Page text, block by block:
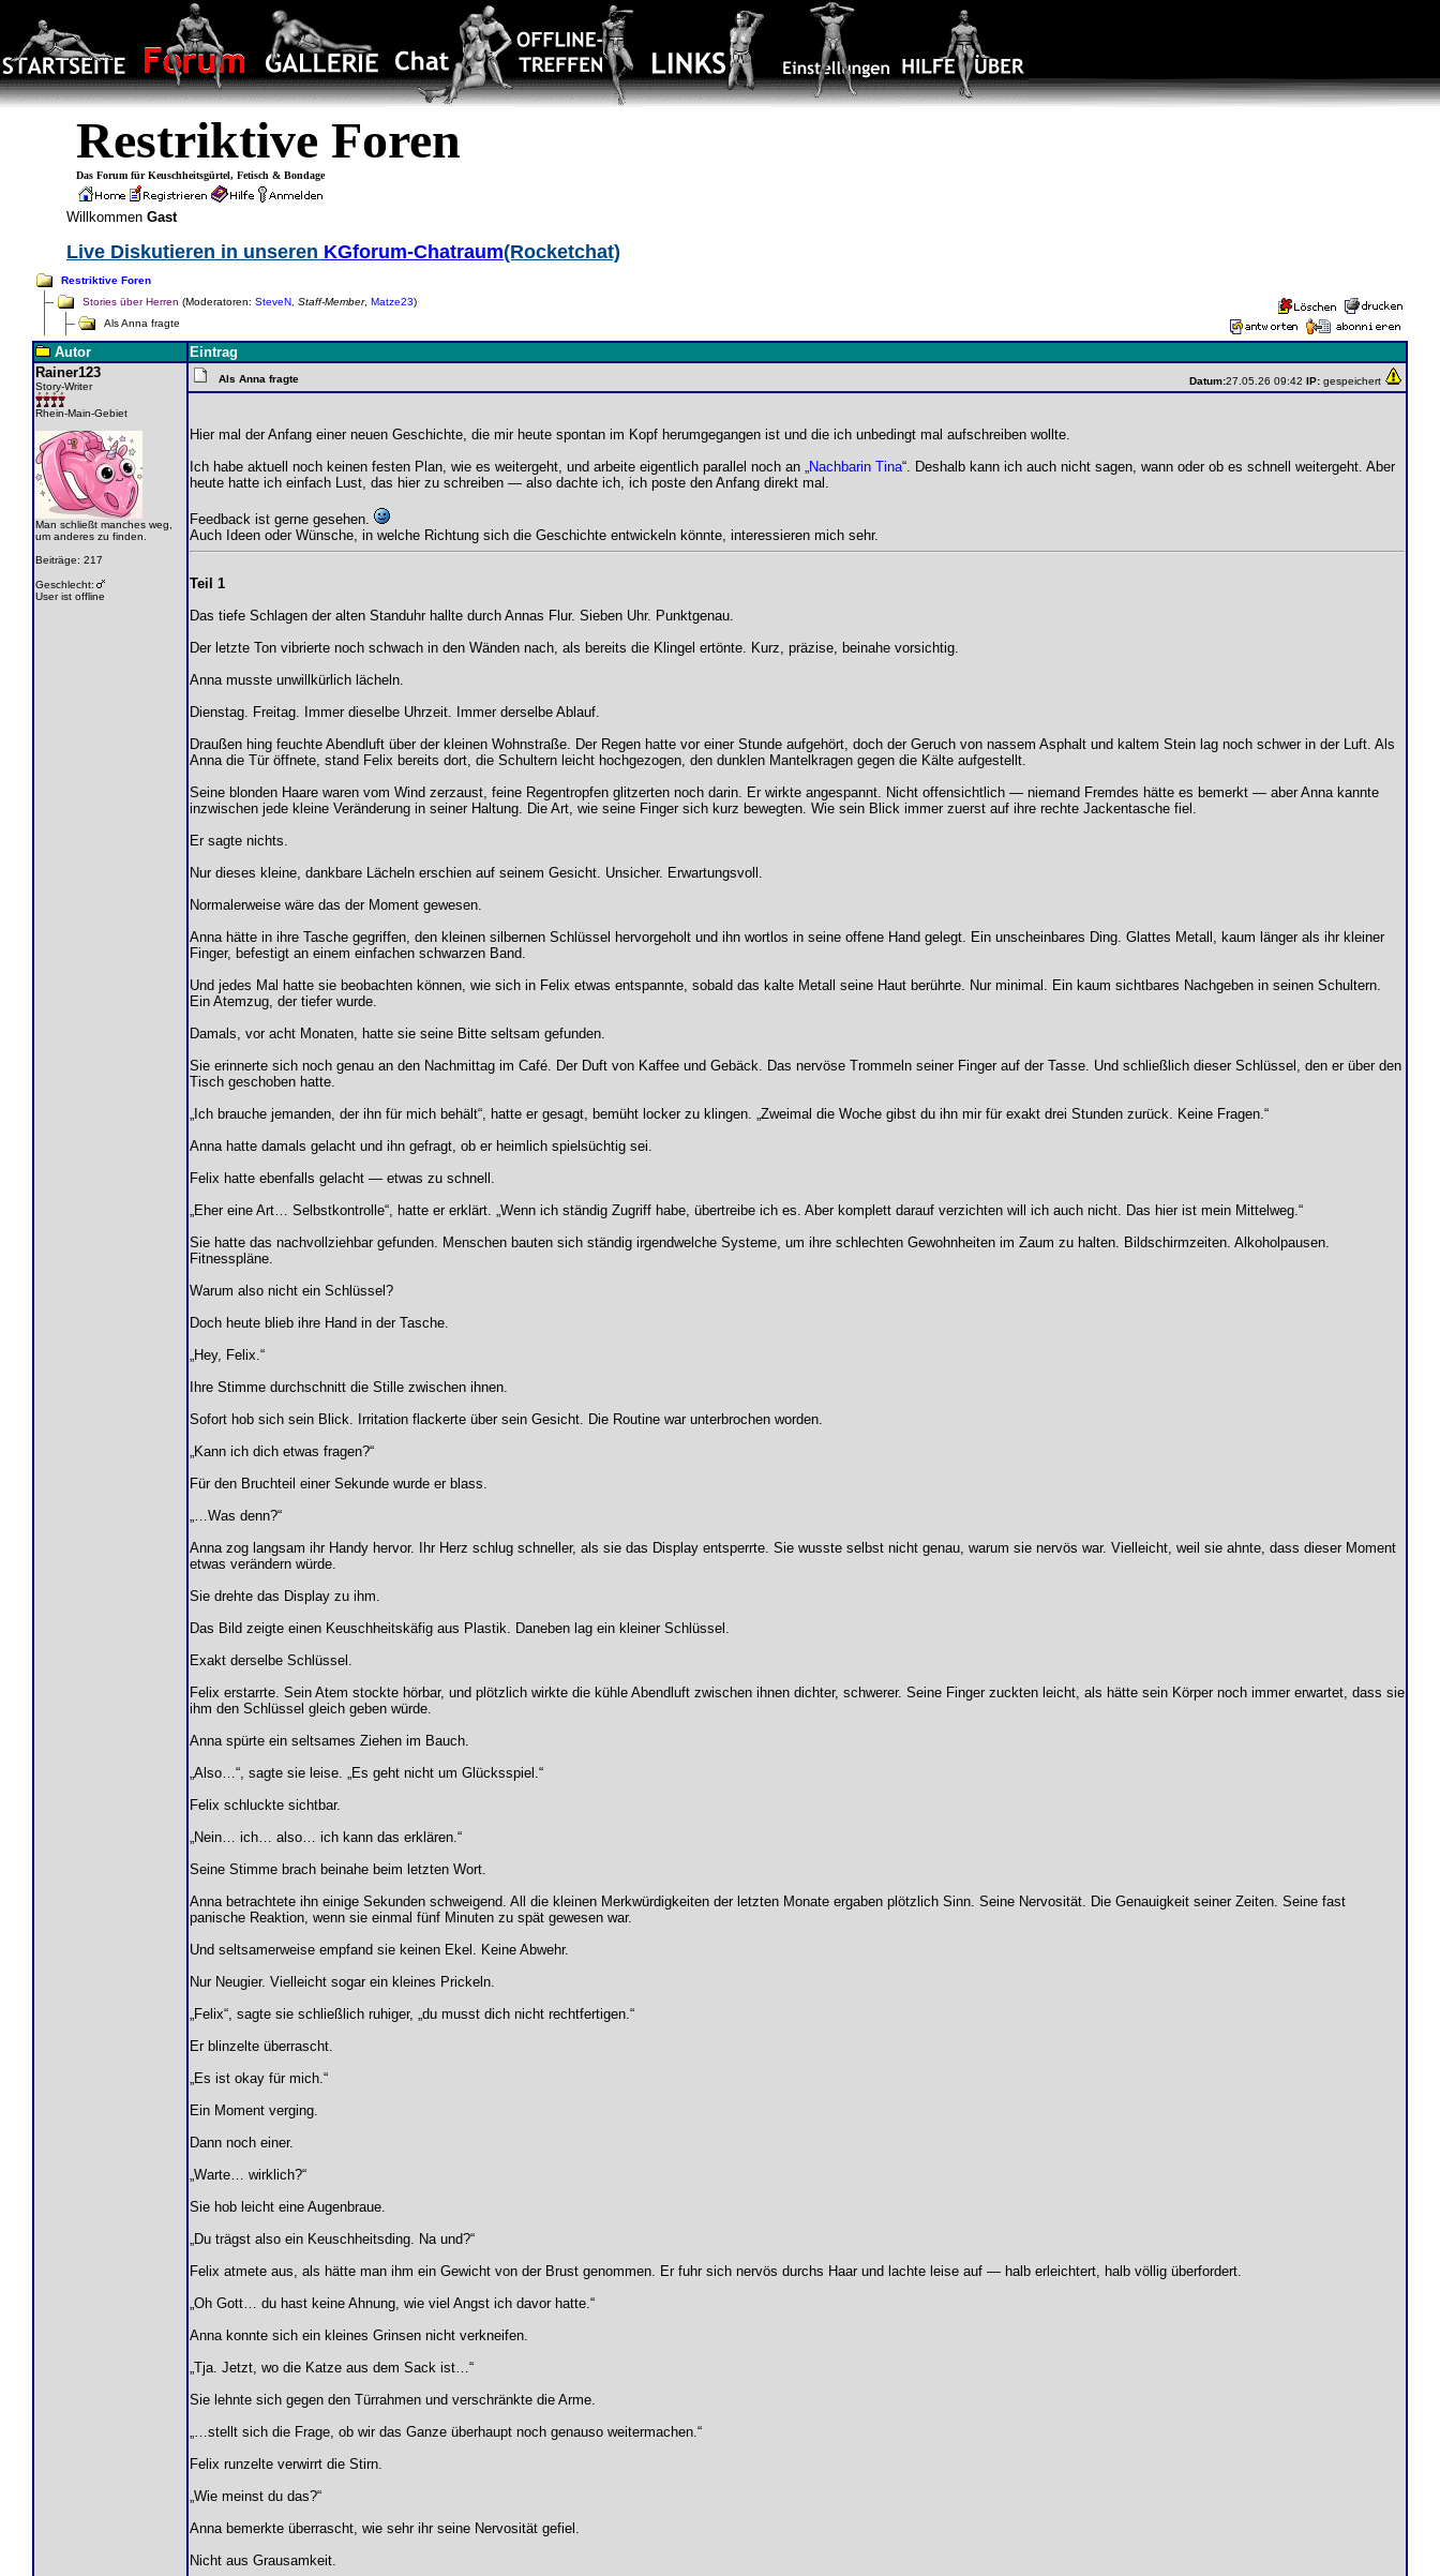
Restriktive Foren
Das Forum für Keuschheitsgürtel, Fetisch & Bondage
Willkommen Gast
Live Diskutieren in unseren KGforum-Chatraum(Rocketchat)
Restriktive Foren
Stories über Herren (Moderatoren: SteveN Staff-Member, Matze23)
Als Anna fragte
Autor
Eintrag
Rainer123
Story-Writer
Rhein-Main-Gebiet
Man schließt manches weg,
um anderes zu finden.
Beiträge: 217
Geschlecht:
User ist offline
Als Anna fragte Datum:27.05.26 09:42 IP: gespeichert
Hier mal der Anfang einer neuen Geschichte, die mir heute spontan im Kopf herumgegangen ist und die ich unbedingt mal aufschreiben wollte.
Ich habe aktuell noch keinen festen Plan, wie es weitergeht, und arbeite eigentlich parallel noch an „Nachbarin Tina“. Deshalb kann ich auch nicht sagen, wann oder ob es schnell weitergeht. Aber
heute hatte ich einfach Lust, das hier zu schreiben — also dachte ich, ich poste den Anfang direkt mal.
Feedback ist gerne gesehen.
Auch Ideen oder Wünsche, in welche Richtung sich die Geschichte entwickeln könnte, interessieren mich sehr.
Teil 1
Das tiefe Schlagen der alten Standuhr hallte durch Annas Flur. Sieben Uhr. Punktgenau.
Der letzte Ton vibrierte noch schwach in den Wänden nach, als bereits die Klingel ertönte. Kurz, präzise, beinahe vorsichtig.
Anna musste unwillkürlich lächeln.
Dienstag. Freitag. Immer dieselbe Uhrzeit. Immer derselbe Ablauf.
Draußen hing feuchte Abendluft über der kleinen Wohnstraße. Der Regen hatte vor einer Stunde aufgehört, doch der Geruch von nassem Asphalt und kaltem Stein lag noch schwer in der Luft. Als
Anna die Tür öffnete, stand Felix bereits dort, die Schultern leicht hochgezogen, den dunklen Mantelkragen gegen die Kälte aufgestellt.
Seine blonden Haare waren vom Wind zerzaust, feine Regentropfen glitzerten noch darin. Er wirkte angespannt. Nicht offensichtlich — niemand Fremdes hätte es bemerkt — aber Anna kannte
inzwischen jede kleine Veränderung in seiner Haltung. Die Art, wie seine Finger sich kurz bewegten. Wie sein Blick immer zuerst auf ihre rechte Jackentasche fiel.
Er sagte nichts.
Nur dieses kleine, dankbare Lächeln erschien auf seinem Gesicht. Unsicher. Erwartungsvoll.
Normalerweise wäre das der Moment gewesen.
Anna hätte in ihre Tasche gegriffen, den kleinen silbernen Schlüssel hervorgeholt und ihn wortlos in seine offene Hand gelegt. Ein unscheinbares Ding. Glattes Metall, kaum länger als ihr kleiner
Finger, befestigt an einem einfachen schwarzen Band.
Und jedes Mal hatte sie beobachten können, wie sich in Felix etwas entspannte, sobald das kalte Metall seine Haut berührte. Nur minimal. Ein kaum sichtbares Nachgeben in seinen Schultern.
Ein Atemzug, der tiefer wurde.
Damals, vor acht Monaten, hatte sie seine Bitte seltsam gefunden.
Sie erinnerte sich noch genau an den Nachmittag im Café. Der Duft von Kaffee und Gebäck. Das nervöse Trommeln seiner Finger auf der Tasse. Und schließlich dieser Schlüssel, den er über den
Tisch geschoben hatte.
„Ich brauche jemanden, der ihn für mich behält“, hatte er gesagt, bemüht locker zu klingen. „Zweimal die Woche gibst du ihn mir für exakt drei Stunden zurück. Keine Fragen.“
Anna hatte damals gelacht und ihn gefragt, ob er heimlich spielsüchtig sei.
Felix hatte ebenfalls gelacht — etwas zu schnell.
„Eher eine Art… Selbstkontrolle“, hatte er erklärt. „Wenn ich ständig Zugriff habe, übertreibe ich es. Aber komplett darauf verzichten will ich auch nicht. Das hier ist mein Mittelweg.“
Sie hatte das nachvollziehbar gefunden. Menschen bauten sich ständig irgendwelche Systeme, um ihre schlechten Gewohnheiten im Zaum zu halten. Bildschirmzeiten. Alkoholpausen.
Fitnesspläne.
Warum also nicht ein Schlüssel?
Doch heute blieb ihre Hand in der Tasche.
„Hey, Felix.“
Ihre Stimme durchschnitt die Stille zwischen ihnen.
Sofort hob sich sein Blick. Irritation flackerte über sein Gesicht. Die Routine war unterbrochen worden.
„Kann ich dich etwas fragen?“
Für den Bruchteil einer Sekunde wurde er blass.
„…Was denn?“
Anna zog langsam ihr Handy hervor. Ihr Herz schlug schneller, als sie das Display entsperrte. Sie wusste selbst nicht genau, warum sie nervös war. Vielleicht, weil sie ahnte, dass dieser Moment
etwas verändern würde.
Sie drehte das Display zu ihm.
Das Bild zeigte einen Keuschheitskäfig aus Plastik. Daneben lag ein kleiner Schlüssel.
Exakt derselbe Schlüssel.
Felix erstarrte. Sein Atem stockte hörbar, und plötzlich wirkte die kühle Abendluft zwischen ihnen dichter, schwerer. Seine Finger zuckten leicht, als hätte sein Körper noch immer erwartet, dass sie
ihm den Schlüssel gleich geben würde.
Anna spürte ein seltsames Ziehen im Bauch.
„Also…“, sagte sie leise. „Es geht nicht um Glücksspiel.“
Felix schluckte sichtbar.
„Nein… ich… also… ich kann das erklären.“
Seine Stimme brach beinahe beim letzten Wort.
Anna betrachtete ihn einige Sekunden schweigend. All die kleinen Merkwürdigkeiten der letzten Monate ergaben plötzlich Sinn. Seine Nervosität. Die Genauigkeit seiner Zeiten. Seine fast
panische Reaktion, wenn sie einmal fünf Minuten zu spät gewesen war.
Und seltsamerweise empfand sie keinen Ekel. Keine Abwehr.
Nur Neugier. Vielleicht sogar ein kleines Prickeln.
„Felix“, sagte sie schließlich ruhiger, „du musst dich nicht rechtfertigen.“
Er blinzelte überrascht.
„Es ist okay für mich.“
Ein Moment verging.
Dann noch einer.
„Warte… wirklich?“
Sie hob leicht eine Augenbraue.
„Du trägst also ein Keuschheitsding. Na und?“
Felix atmete aus, als hätte man ihm ein Gewicht von der Brust genommen. Er fuhr sich nervös durchs Haar und lachte leise auf — halb erleichtert, halb völlig überfordert.
„Oh Gott… du hast keine Ahnung, wie viel Angst ich davor hatte.“
Anna konnte sich ein kleines Grinsen nicht verkneifen.
„Tja. Jetzt, wo die Katze aus dem Sack ist…“
Sie lehnte sich gegen den Türrahmen und verschränkte die Arme.
„…stellt sich die Frage, ob wir das Ganze überhaupt noch genauso weitermachen.“
Felix runzelte verwirrt die Stirn.
„Wie meinst du das?“
Anna bemerkte überrascht, wie sehr ihr seine Nervosität gefiel.
Nicht aus Grausamkeit.